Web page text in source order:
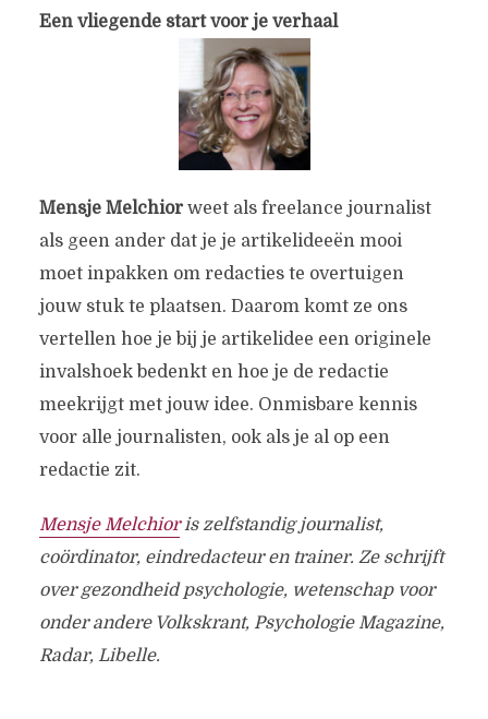
Een vliegende start voor je verhaal
Mensje Melchiorweet als freelance journalist
als geen ander dat je je artikelideeën mooi
moet inpakken om redacties te overtuigen
jouw stuk te plaatsen. Daarom komt ze ons
vertellen hoe je bij je artikelidee een originele
invalshoek bedenkt en hoe je de redactie
meekrijgt met jouw idee. Onmisbare kennis
voor alle journalisten, ook als je al op een
redactie zit.
Mensje Melchioris zelfstandig journalist,
coördinator, eindredacteur en trainer. Ze schrijft
over gezondheid psychologie, wetenschap voor
onder andere Volkskrant, Psychologie Magazine,
Radar, Libelle.